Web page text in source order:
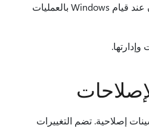
تحديثات لتحسين الأمان عند قيام Windows بالعمليات
إصلاحية. تضم التغييرات